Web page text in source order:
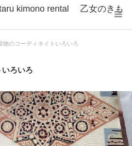
kimono rental 乙女のきも
物のコーディネイトいろいろ
ろいろ